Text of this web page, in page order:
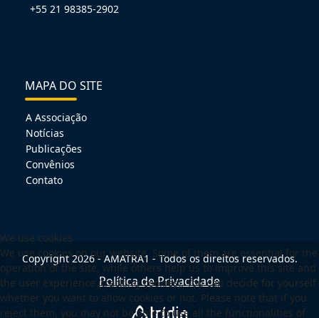
+55 21 98385-2902
MAPA DO SITE
A Associação
Notícias
Publicações
Convênios
Contato
Copyright 2026 - AMATRA1 - Todos os direitos reservados.
Política de Privacidade
We use cookies
We use cookies on our website. Some of them are essential for the
operation of the site, while others help us to improve this site and
the user experience (tracking cookies). You can decide for yourself
whether you want to allow cookies or not. Please note that if you
reject them, you may not be able to use all the functionalities of